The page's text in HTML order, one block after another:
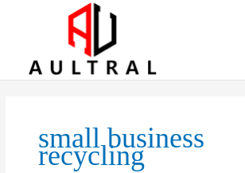
small business
recycling